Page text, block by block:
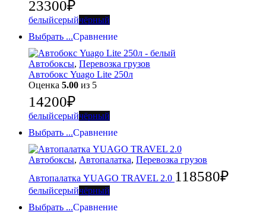
23300₽
белыйсерыйчёрный
Выбрать ...Сравнение
Автобоксы, Перевозка грузов
Автобокс Yuago Lite 250л
Оценка 5.00 из 5
14200₽
белыйсерыйчёрный
Выбрать ...Сравнение
Автобоксы, Автопалатка, Перевозка грузов
Автопалатка YUAGO TRAVEL 2.0 118580₽
белыйсерыйчёрный
Выбрать ...Сравнение